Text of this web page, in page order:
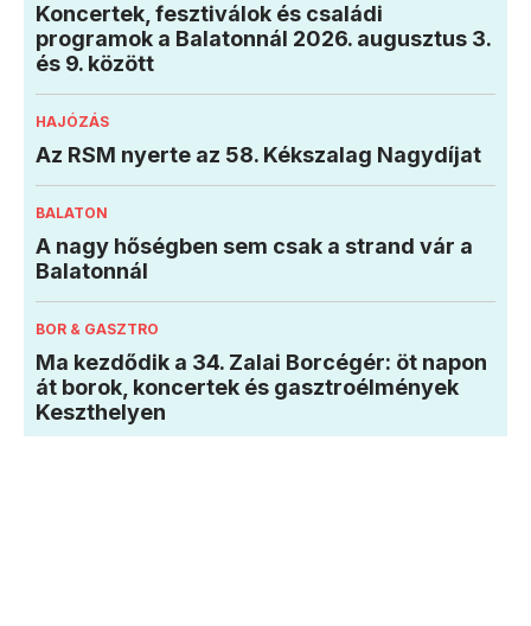
Koncertek, fesztiválok és családi
programok a Balatonnál 2026. augusztus 3.
és 9. között
HAJÓZÁS
Az RSM nyerte az 58. Kékszalag Nagydíjat
BALATON
A nagy hőségben sem csak a strand vár a
Balatonnál
BOR & GASZTRO
Ma kezdődik a 34. Zalai Borcégér: öt napon
át borok, koncertek és gasztroélmények
Keszthelyen